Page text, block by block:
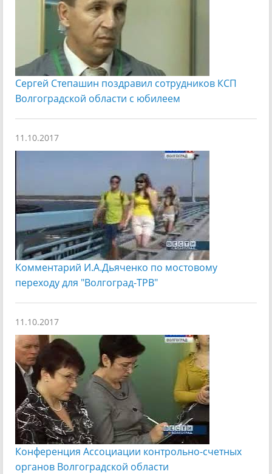
Сергей Степашин поздравил сотрудников КСП
Волгоградской области с юбилеем
11.10.2017
Комментарий И.А.Дьяченко по мостовому
переходу для "Волгоград-ТРВ"
11.10.2017
Конференция Ассоциации контрольно-счетных
органов Волгоградской области